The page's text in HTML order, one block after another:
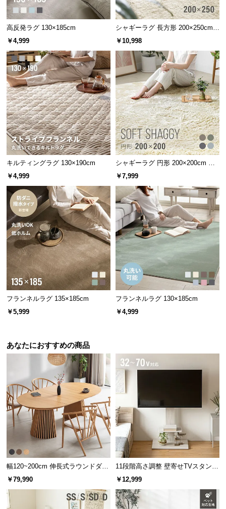
高反発ラグ 130×185cm
￥4,999
シャギーラグ 長方形 200×250cm
洗える 防音 防ダニ 抗菌防臭 滑り
￥10,998
キルティングラグ 130×190cm
￥4,999
シャギーラグ 円形 200×200cm 洗
える 防音 防ダニ 抗菌防臭 滑り止
￥7,999
フランネルラグ 135×185cm
￥5,999
フランネルラグ 130×185cm
￥4,999
あなたにおすすめの商品
幅120~200cm 伸長式ラウンドダイ
ニングテーブル 6人掛け 天然木突
板 美しい格子デザイン
￥79,990
11段階高さ調整 壁寄せTVスタンド
キャスター付き 上下左右角度調節
￥12,999